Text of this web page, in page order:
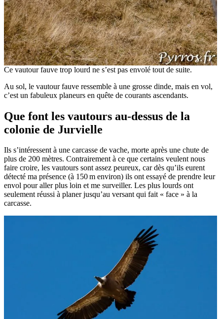
Ce vautour fauve trop lourd ne s’est pas envolé tout de suite.
Au sol, le vautour fauve ressemble à une grosse dinde, mais en vol,
c’est un fabuleux planeurs en quête de courants ascendants.
Que font les vautours au-dessus de la
colonie de Jurvielle
Ils s’intéressent à une carcasse de vache, morte après une chute de
plus de 200 mètres. Contrairement à ce que certains veulent nous
faire croire, les vautours sont assez peureux, car dès qu’ils eurent
détecté ma présence (à 150 m environ) ils ont essayé de prendre leur
envol pour aller plus loin et me surveiller. Les plus lourds ont
seulement réussi à planer jusqu’au versant qui fait « face » à la
carcasse.